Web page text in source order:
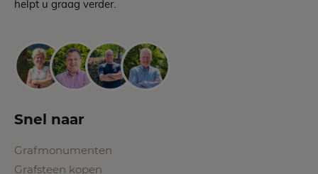
helpt u graag verder.
Snel naar
Grafmonumenten
Grafsteen kopen